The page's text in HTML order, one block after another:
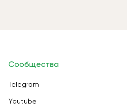
Сообщества
Telegram
Youtube